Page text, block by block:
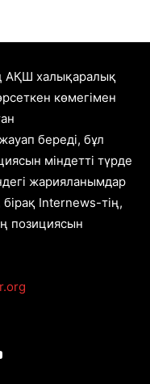
АҚШ халықаралық
көмегімен
береді, бұл
міндетті түрде
жарияланымдар
Internews-тің,
позициясын